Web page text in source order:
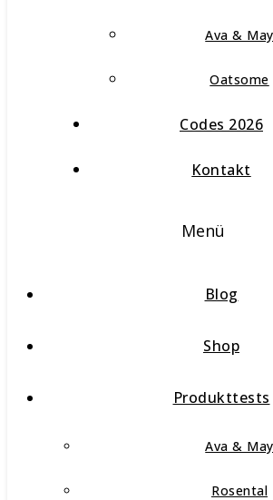
Ava & May
Oatsome
Codes 2026
Kontakt
Menü
Blog
Shop
Produkttests
Ava & May
Rosental